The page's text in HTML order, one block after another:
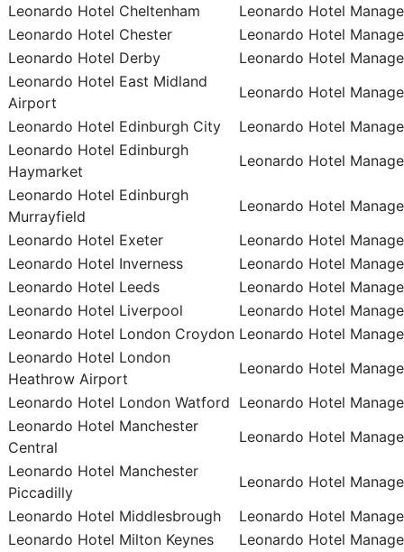
Leonardo Hotel Cheltenham
Leonardo Hotel
Leonardo Hotel Chester
Leonardo Hotel
Leonardo Hotel Derby
Leonardo Hotel
Leonardo Hotel East Midland
Airport
Leonardo Hotel
Leonardo Hotel Edinburgh City
Leonardo Hotel
Leonardo Hotel Edinburgh
Haymarket
Leonardo Hotel
Leonardo Hotel Edinburgh
Murrayfield
Leonardo Hotel
Leonardo Hotel Exeter
Leonardo Hotel
Leonardo Hotel Inverness
Leonardo Hotel
Leonardo Hotel Leeds
Leonardo Hotel
Leonardo Hotel Liverpool
Leonardo Hotel
Leonardo Hotel London Croydon Leonardo Hotel
Leonardo Hotel London
Heathrow Airport
Leonardo Hotel
Leonardo Hotel London Watford Leonardo Hotel
Leonardo Hotel Manchester
Central
Leonardo Hotel
Leonardo Hotel Manchester
Piccadilly
Leonardo Hotel
Leonardo Hotel Middlesbrough
Leonardo Hotel
Leonardo Hotel Milton Keynes
Leonardo Hotel